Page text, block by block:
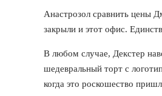
Анастрозол сравнить цены
закрыли и этот офис.
В любом случае, Декстер
шедевральный торт с
когда это роскошество